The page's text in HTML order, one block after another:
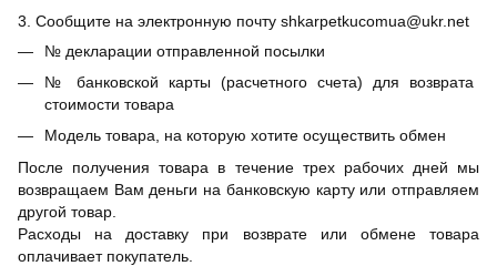
3. Сообщите на электронную почту shkarpetkucomua@ukr.net
№ декларации отправленной посылки
№ банковской карты (расчетного счета) для возврата
стоимости товара
Модель товара, на которую хотите осуществить обмен
После получения товара в течение трех рабочих дней мы
возвращаем Вам деньги на банковскую карту или отправляем
другой товар.
Расходы на доставку при возврате или обмене товара
оплачивает покупатель.